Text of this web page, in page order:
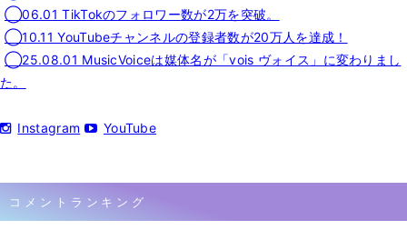
◯06.01 TikTokのフォロワー数が2万を突破。
◯10.11 YouTubeチャンネルの登録者数が20万人を達成！
◯25.08.01 MusicVoiceは媒体名が「vois ヴォイス」に変わりまし
た。
Instagram YouTube
コメントランキング